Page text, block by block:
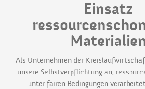
Einsatz
Materialien
Als Unternehmen der
unsere Selbstverpflichtung an,
unter fairen Bedingungen